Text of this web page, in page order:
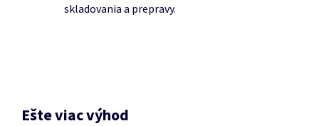
skladovania a prepravy.
Ešte viac výhod